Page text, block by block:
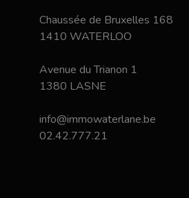
Chaussée de Bruxelles 168
1410 WATERLOO
Avenue du Trianon 1
1380 LASNE
info@immowaterlane.be
02.42.777.21